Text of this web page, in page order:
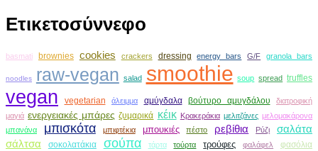
Ετικετοσύννεφο
basmati brownies cookies crackers dressing energy bars G/F granola bars
noodles raw-vegan salad smoothie soup spread truffles
vegan vegetarian άλειμμα αμύγδαλα βούτυρο αμυγδάλου
διατροφική
μαγιά ενεργειακές μπάρες ζυμαρικά κέικ Κρακεράκια μελιτζάνες μελομακάρονα
μπανάνα
μπισκότα μπιφτέκια μπουκιές πέστο ρεβίθια Ρύζι
σαλάτα
σάλτσα
σοκολατάκια σούπα τάρτα τούρτα τρούφες φαλάφελ φασόλια